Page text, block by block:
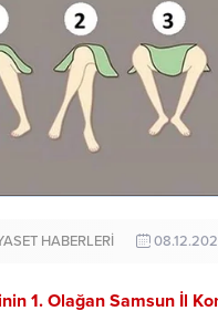
HABERLERİ
1. Olağan Samsun İl